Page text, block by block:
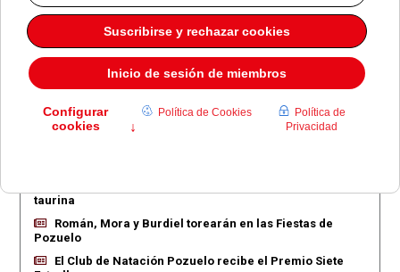
EN PORTADA
Pozuelo aprueba las 775 viviendas de Huerta Grande
taurina
Román, Mora y Burdiel torearán en las Fiestas de
Pozuelo
El Club de Natación Pozuelo recibe el Premio Siete